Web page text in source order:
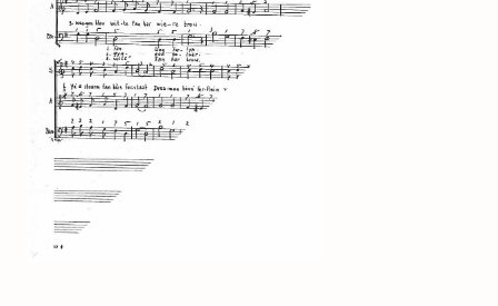
contact
mijn account